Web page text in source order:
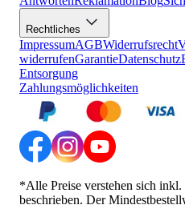
Rechtliches
ImpressumAGBWiderrufsrecht
widerrufenGarantieDatenschutz
Entsorgung
Zahlungsmöglichkeiten
*Alle Preise verstehen sich
beschrieben. Der